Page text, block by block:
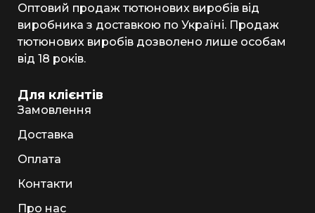
Оптовий продаж тютюнових виробів від
виробника з доставкою по Україні. Продаж
тютюнових виробів дозволено лише особам
від 18 років.
Для клієнтів
Замовлення
Доставка
Оплата
Контакти
Про нас